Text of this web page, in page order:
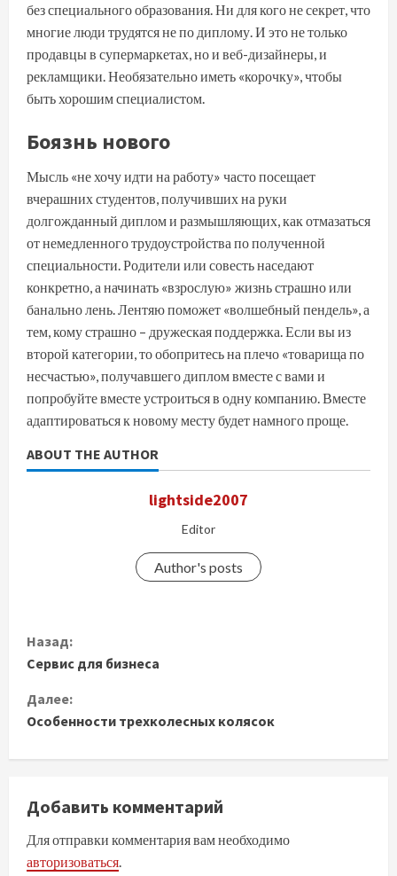
без специального образования. Ни для кого не секрет, что
многие люди трудятся не по диплому. И это не только
продавцы в супермаркетах, но и веб-дизайнеры, и
рекламщики. Необязательно иметь «корочку», чтобы
быть хорошим специалистом.
Боязнь нового
Мысль «не хочу идти на работу» часто посещает
вчерашних студентов, получивших на руки
долгожданный диплом и размышляющих, как отмазаться
от немедленного трудоустройства по полученной
специальности. Родители или совесть наседают
конкретно, а начинать «взрослую» жизнь страшно или
банально лень. Лентяю поможет «волшебный пендель», а
тем, кому страшно – дружеская поддержка. Если вы из
второй категории, то обопритесь на плечо «товарища по
несчастью», получавшего диплом вместе с вами и
попробуйте вместе устроиться в одну компанию. Вместе
адаптироваться к новому месту будет намного проще.
ABOUT THE AUTHOR
lightside2007
Editor
Author's posts
П
р
о
л
ж
Назад:
Сервис для бизнеса
Далее:
Особенности трехколесных колясок
Добавить комментарий
Для отправки комментария вам необходимо
авторизоваться.